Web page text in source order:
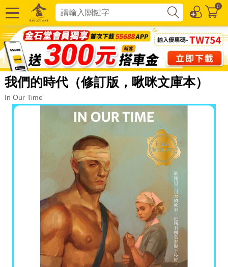
0
我們的時代（修訂版，啾咪文庫本）
In Our Time